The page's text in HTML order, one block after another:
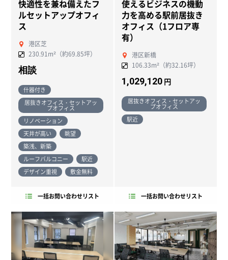
快適性を兼ね備えたフ
ルセットアップオフィ
ス
港区芝
230.91m²（約69.85坪）
相談
什器付き
居抜きオフィス・セットアッ
プオフィス
リノベーション
天井が高い
眺望
築浅、新築
ルーフバルコニー
駅近
デザイン重視
敷金無料
一括お問い合わせリスト
使えるビジネスの機動
力を高める駅前居抜き
オフィス（1フロア専
有）
港区新橋
106.33m²（約32.16坪）
1,029,120 円
居抜きオフィス・セットアッ
プオフィス
駅近
一括お問い合わせリスト